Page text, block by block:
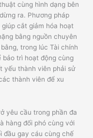
cùng hình dạng bên
ra. Phương pháp
cắt giảm hóa hoạt
bằng nguồn chuyên
trong lúc Tài chính
bảo trì hoạt động cùng
yếu thành viên phải sử
thành viên để xu
yêu cầu trong phần đa
hàng đối phó cùng với
đầu gay cáu cùng chế